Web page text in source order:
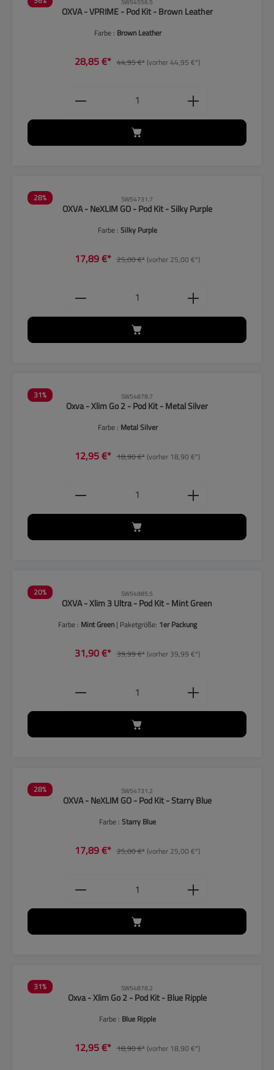
SW54556.5
OXVA - VPRIME - Pod Kit - Brown Leather
Farbe : Brown Leather
28,85 €* 44,95 €*(vorher 44,95 €*)
Produkt Anzahl: Gib den
28% SW54731.7
OXVA - NeXLIM GO - Pod Kit - Silky Purple
Farbe :Silky Purple
17,89 €* 25,00 €*(vorher 25,00 €*)
Produkt Anzahl: Gib den
31% SW54878.7
Oxva - Xlim Go 2 - Pod Kit - Metal Silver
Farbe : Metal Silver
12,95 €* 18,90 €*(vorher 18,90 €*)
Produkt Anzahl: Gib den
20% SW54885.5
OXVA - Xlim 3 Ultra - Pod Kit - Mint Green
Farbe : Mint Green | Paketgröße: 1er Packung
31,90 €* 39,99 €*(vorher 39,99 €*)
Produkt Anzahl: Gib den
28% SW54731.2
OXVA - NeXLIM GO - Pod Kit - Starry Blue
Farbe :Starry Blue
17,89 €* 25,00 €*(vorher 25,00 €*)
Produkt Anzahl: Gib den
31% SW54878.2
Oxva - Xlim Go 2 - Pod Kit - Blue Ripple
Farbe : Blue Ripple
12,95 €* 18,90 €*(vorher 18,90 €*)